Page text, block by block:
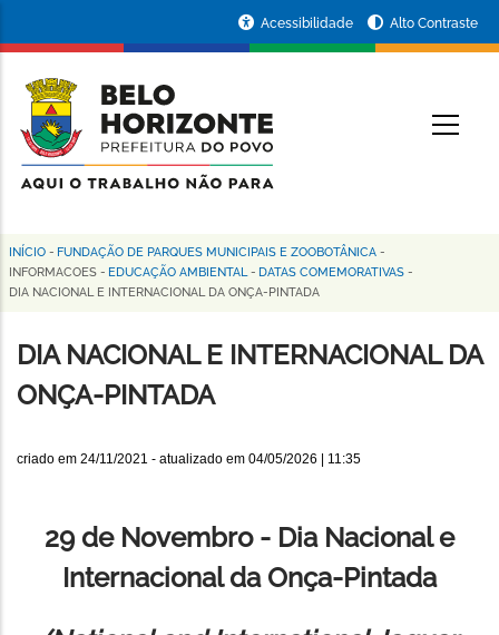
conteúdo
principal
da
Prefeitura
de
Horizonte
Acessibilidade Alto Contraste
Trilha
de
navegação
INÍCIO - FUNDAÇÃO DE PARQUES MUNICIPAIS E ZOOBOTÂNICA -
INFORMACOES - EDUCAÇÃO AMBIENTAL - DATAS COMEMORATIVAS -
DIA NACIONAL E INTERNACIONAL DA ONÇA-PINTADA
DIA NACIONAL E INTERNACIONAL DA
ONÇA-PINTADA
criado em 24/11/2021 - atualizado em 04/05/2026 | 11:35
29 de Novembro - Dia Nacional e
Internacional da Onça-Pintada